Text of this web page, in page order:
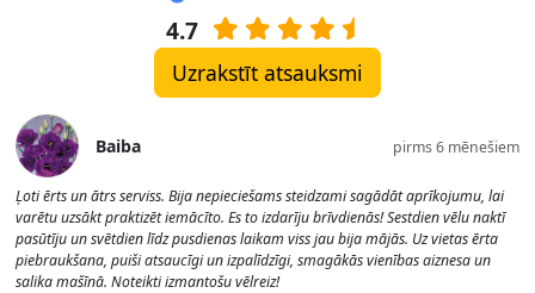
4.7
Uzrakstīt atsauksmi
Baiba pirms 6 mēnešiem
Ļoti ērts un ātrs serviss. Bija nepieciešams steidzami sagādāt aprīkojumu, lai
varētu uzsākt praktizēt iemācīto. Es to izdarīju brīvdienās! Sestdien vēlu naktī
pasūtīju un svētdien līdz pusdienas laikam viss jau bija mājās. Uz vietas ērta
piebraukšana, puiši atsaucīgi un izpalīdzīgi, smagākās vienības aiznesa un
salika mašīnā. Noteikti izmantošu vēlreiz!